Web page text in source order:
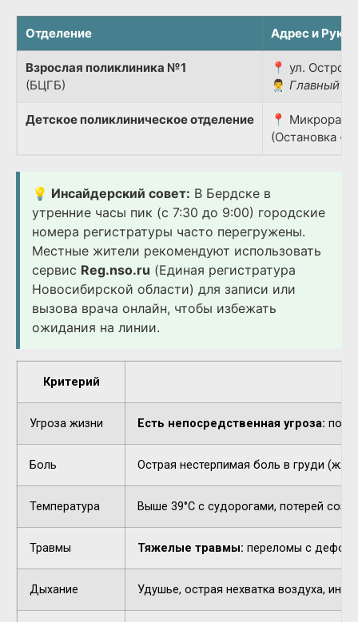
Отделение Адрес и
Взрослая поликлиника №1
(БЦГБ)
📍 ул.
👨‍⚕️ Главный
Детское поликлиническое отделение
📍
(Остановка
💡 Инсайдерский совет: В Бердске в
утренние часы пик (с 7:30 до 9:00) городские
номера регистратуры часто перегружены.
Местные жители рекомендуют использовать
сервис Reg.nso.ru (Единая регистратура
Новосибирской области) для записи или
вызова врача онлайн, чтобы избежать
ожидания на линии.
Критерий
Угроза жизни Есть непосредственная угроза:
Боль Острая нестерпимая боль в груди
Температура Выше 39°C с судорогами, потерей
Травмы Тяжелые травмы: переломы с
Дыхание Удушье, острая нехватка воздуха,